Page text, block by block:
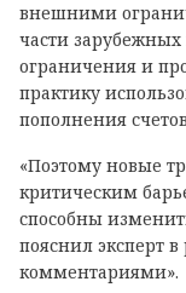
внешними
части
ограничения и
практику
пополнения
«Поэтому новые
критическим
способны
пояснил эксперт
комментариями».